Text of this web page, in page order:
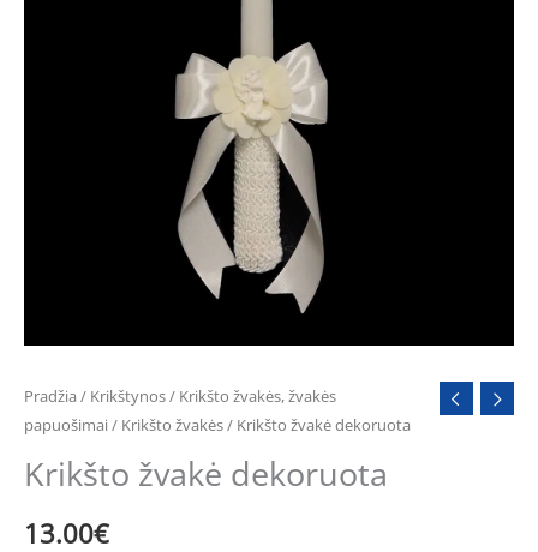
Pradžia / Krikštynos/ Krikšto žvakės, žvakės
papuošimai/ Krikšto žvakės/ Krikšto žvakė dekoruota
Krikšto žvakė dekoruota
13.00€